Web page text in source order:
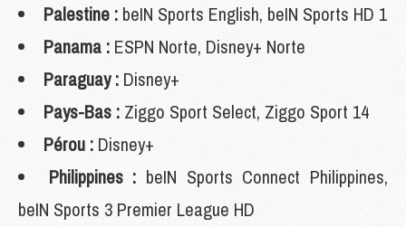
Palestine : beIN Sports English, beIN Sports HD 1
Panama : ESPN Norte, Disney+ Norte
Paraguay : Disney+
Pays-Bas : Ziggo Sport Select, Ziggo Sport 14
Pérou : Disney+
Philippines : beIN Sports Connect Philippines,
beIN Sports 3 Premier League HD